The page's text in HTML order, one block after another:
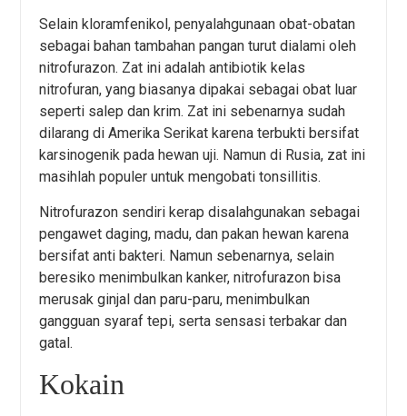
Selain kloramfenikol, penyalahgunaan obat-obatan
sebagai bahan tambahan pangan turut dialami oleh
nitrofurazon. Zat ini adalah antibiotik kelas
nitrofuran, yang biasanya dipakai sebagai obat luar
seperti salep dan krim. Zat ini sebenarnya sudah
dilarang di Amerika Serikat karena terbukti bersifat
karsinogenik pada hewan uji. Namun di Rusia, zat ini
masihlah populer untuk mengobati tonsillitis.
Nitrofurazon sendiri kerap disalahgunakan sebagai
pengawet daging, madu, dan pakan hewan karena
bersifat anti bakteri. Namun sebenarnya, selain
beresiko menimbulkan kanker, nitrofurazon bisa
merusak ginjal dan paru-paru, menimbulkan
gangguan syaraf tepi, serta sensasi terbakar dan
gatal.
Kokain